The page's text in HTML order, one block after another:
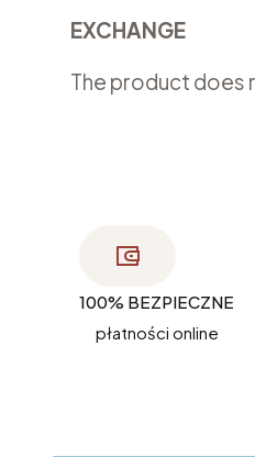
EXCHANGE
The product does
100% BEZPIECZNE
płatności online